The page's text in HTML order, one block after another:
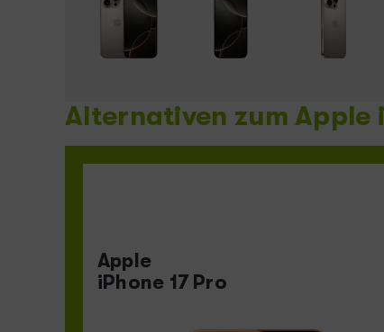
Alternativen zum Apple
Apple
iPhone 17 Pro